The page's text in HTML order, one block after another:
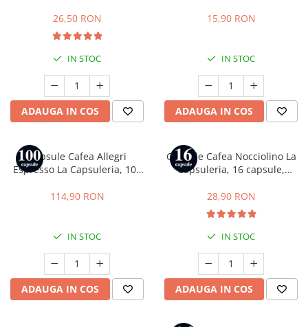
26,50 RON
IN STOC
ADAUGA IN COS
15,90 RON
IN STOC
ADAUGA IN COS
Capsule Cafea Allegri
Espresso La Capsuleria, 100
Nespresso
114,90 RON
IN STOC
ADAUGA IN COS
Capsule Cafea Nocciolino La
Capsuleria, 16 capsule,
28,90 RON
IN STOC
ADAUGA IN COS